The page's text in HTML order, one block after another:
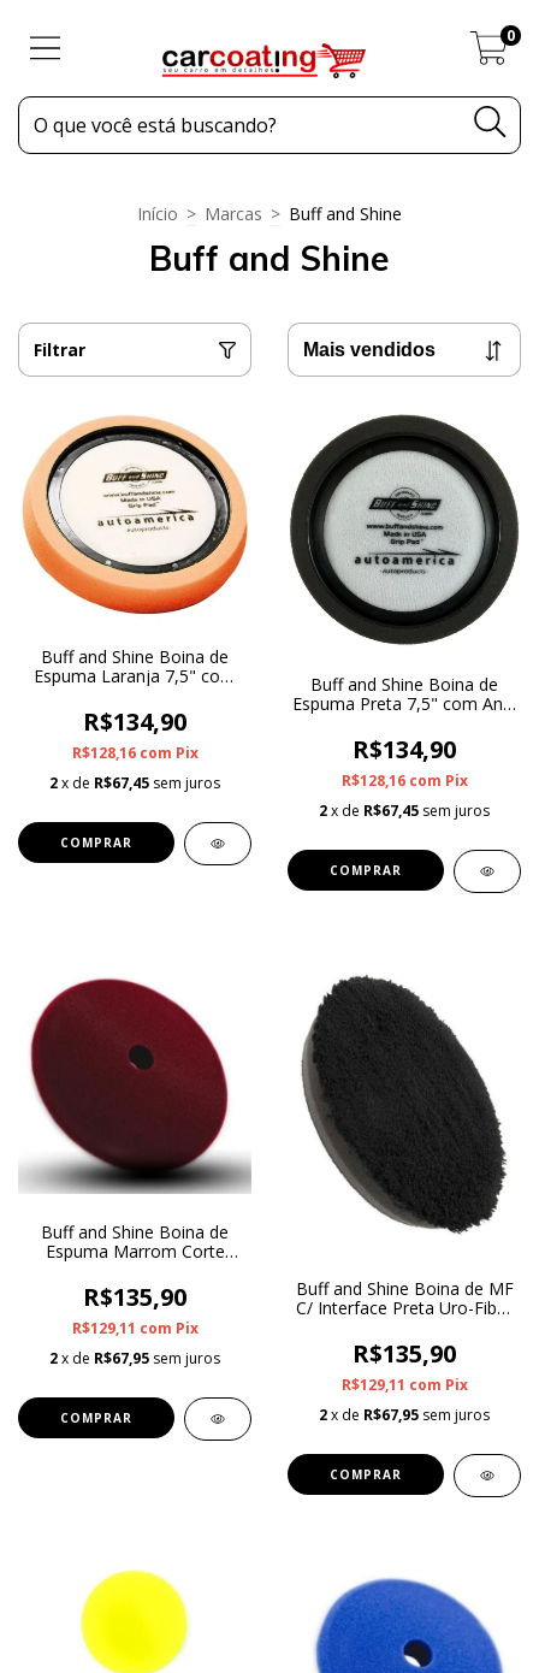
0
Início > Marcas > Buff and Shine
Buff and Shine
Filtrar
Buff and Shine Boina de
Espuma Laranja 7,5" com
R$134,90
R$128,16 com Pix
2x de R$67,45 sem juros
Buff and Shine Boina de
Espuma Preta 7,5" com Anel
R$134,90
R$128,16 com Pix
2x de R$67,45 sem juros
Buff and Shine Boina de
Espuma Marrom Corte
R$135,90
R$129,11 com Pix
2x de R$67,95 sem juros
Buff and Shine Boina de MF
C/ Interface Preta Uro-Fiber
R$135,90
R$129,11 com Pix
2x de R$67,95 sem juros